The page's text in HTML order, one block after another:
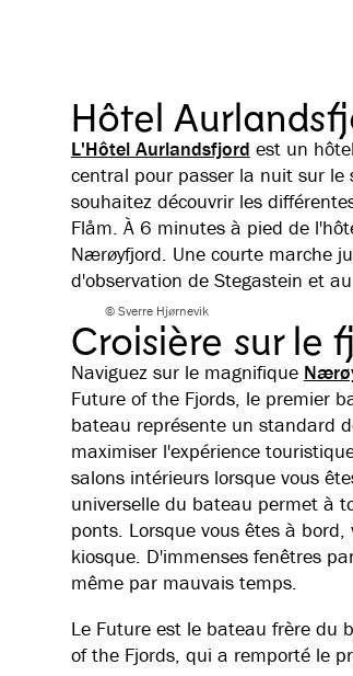
Hôtel
L'Hôtel Aurlandsfjord est un
central pour passer la nuit sur le
souhaitez découvrir les
Flåm. À 6 minutes à pied de
Nærøyfjord. Une courte marche
d'observation de Stegastein et
© Sverre Hjørnevik
Croisière sur le
Naviguez sur le magnifique
Future of the Fjords, le premier
bateau représente un standard
maximiser l'expérience
salons intérieurs lorsque vous
universelle du bateau permet à
ponts. Lorsque vous êtes à
kiosque. D'immenses fenêtres
même par mauvais temps.
Le Future est le bateau frère du
of the Fjords, qui a remporté le